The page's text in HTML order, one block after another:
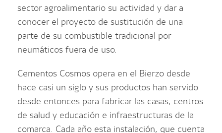
sector agroalimentario su actividad y dar a
conocer el proyecto de sustitución de una
parte de su combustible tradicional por
neumáticos fuera de uso.
Cementos Cosmos opera en el Bierzo desde
hace casi un siglo y sus productos han servido
desde entonces para fabricar las casas, centros
de salud y educación e infraestructuras de la
comarca. Cada año esta instalación, que cuenta